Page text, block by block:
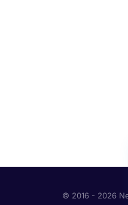
© 2016 - 2026